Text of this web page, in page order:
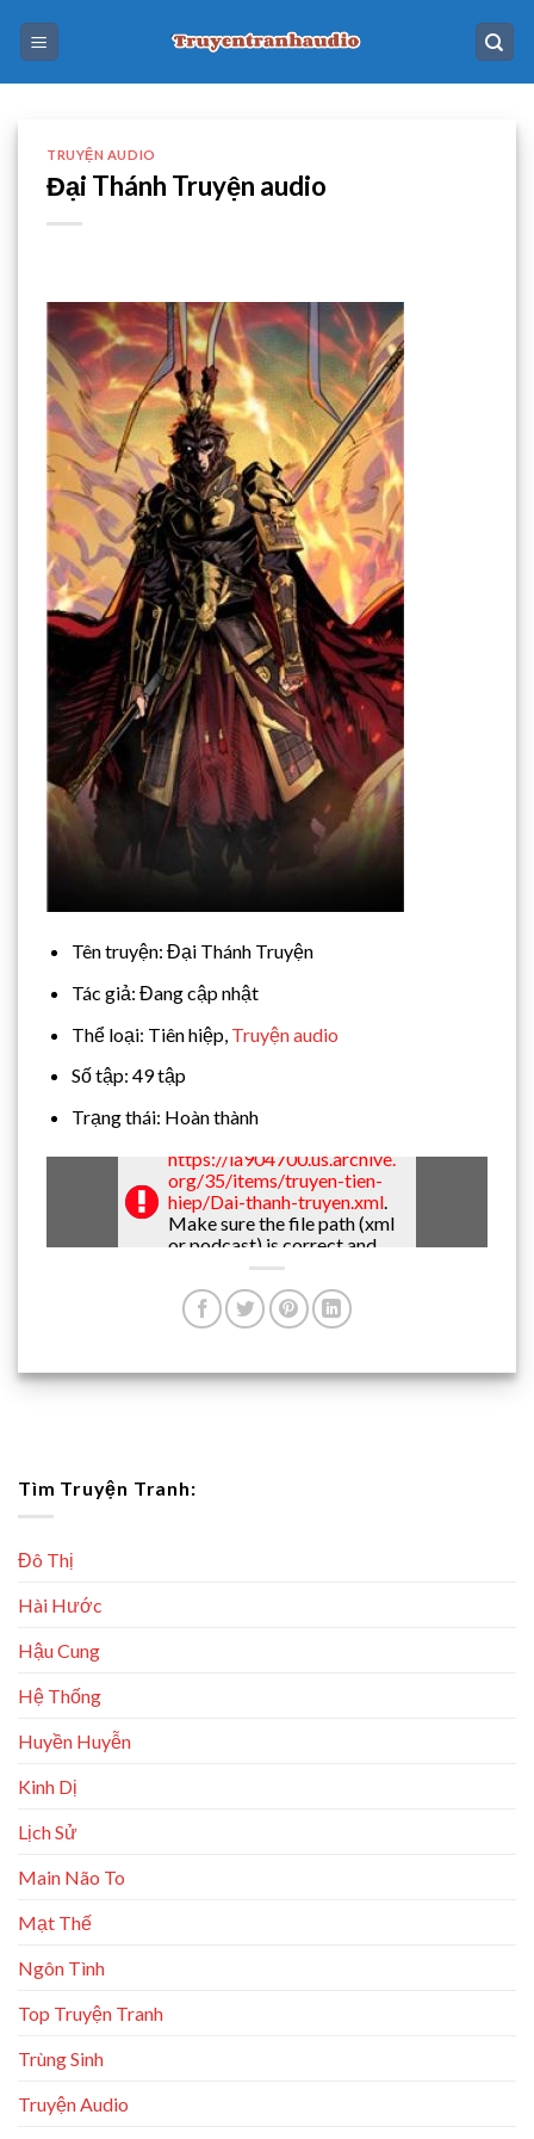
TRUYỆN AUDIO
Đại Thánh Truyện audio
Tên truyện: Đại Thánh Truyện
Tác giả: Đang cập nhật
Thể loại: Tiên hiệp, Truyện audio
Số tập: 49 tập
Trạng thái: Hoàn thành
https://ia904700.us.archive.
org/35/items/truyen-tien-
hiep/Dai-thanh-truyen.xml
Make sure the file path (xml
or podcast) is correct and
well formatted!
Tìm Truyện Tranh:
Đô Thị
Hài Hước
Hậu Cung
Hệ Thống
Huyền Huyễn
Kinh Dị
Lịch Sử
Main Não To
Mạt Thế
Ngôn Tình
Top Truyện Tranh
Trùng Sinh
Truyện Audio